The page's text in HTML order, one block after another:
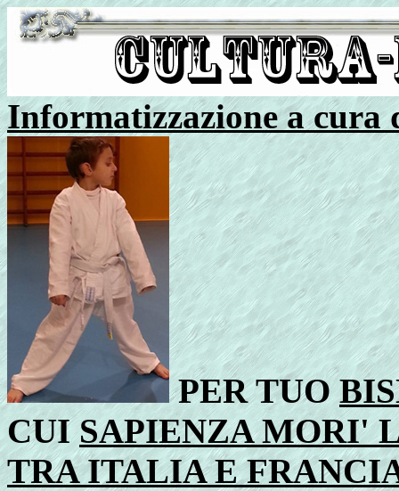
Informatizzazione a cura
PER TUO
CUISAPIENZA MORI'
TRA ITALIA E